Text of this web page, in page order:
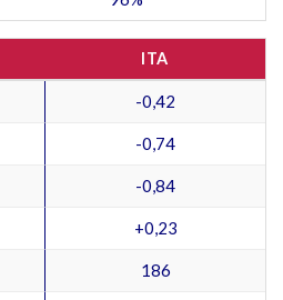
ITA
-0,42
-0,74
-0,84
+0,23
186